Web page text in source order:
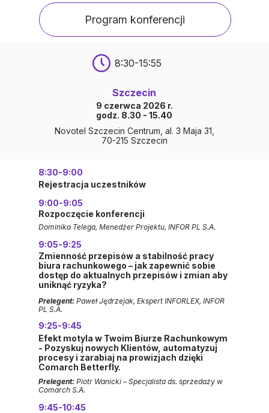
Program konferencji
8:30-15:55
Novotel Szczecin Centrum, al. 3 Maja 31,
70-215 Szczecin
9 czerwca 2026 r.
godz. 8.30 - 15.40
Szczecin
8:30-9:00
Rejestracja uczestników
9:00-9:05
Rozpoczęcie konferencji
Dominika Telega, Menedżer Projektu, INFOR PL S.A.
Prelegent: Paweł Jędrzejak, Ekspert INFORLEX, INFOR
PL S.A.
9:05-9:25
Zmienność przepisów a stabilność pracy
biura rachunkowego – jak zapewnić sobie
dostęp do aktualnych przepisów i zmian aby
uniknąć ryzyka?
9:45-10:45
Prelegent: Piotr Wanicki – Specjalista ds. sprzedaży w
Comarch S.A.
9:25-9:45
Efekt motyla w Twoim Biurze Rachunkowym
- Pozyskuj nowych Klientów, automatyzuj
procesy i zarabiaj na prowizjach dzięki
Comarch Betterfly.